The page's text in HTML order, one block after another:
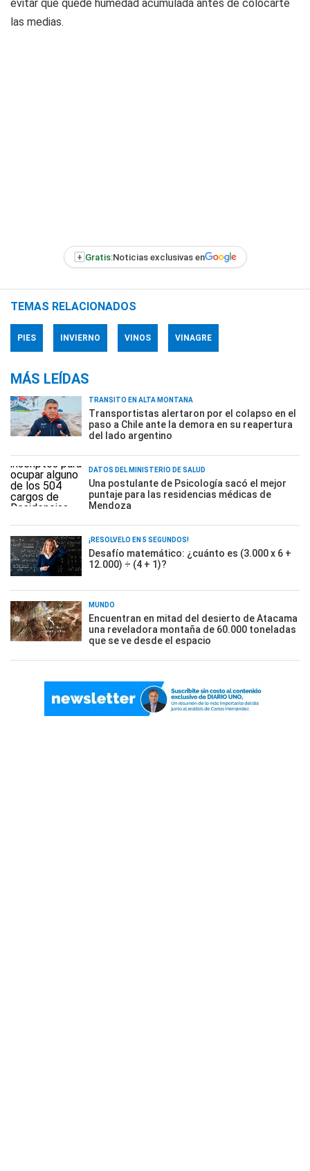
evitar que quede humedad acumulada antes de colocarte
las medias.
+ Gratis:Noticias exclusivas en
TEMAS RELACIONADOS
PIES INVIERNO VINOS VINAGRE
MÁS LEÍDAS
TRÁNSITO EN ALTA MONTAÑA
Transportistas alertaron por el colapso en el
paso a Chile ante la demora en su reapertura
del lado argentino
DATOS DEL MINISTERIO DE SALUD
Una postulante de Psicología sacó el mejor
puntaje para las residencias médicas de
Mendoza
¡RESOLVELO EN 5 SEGUNDOS!
Desafío matemático: ¿cuánto es (3.000 x 6 +
12.000) ÷ (4 + 1)?
MUNDO
Encuentran en mitad del desierto de Atacama
una reveladora montaña de 60.000 toneladas
que se ve desde el espacio